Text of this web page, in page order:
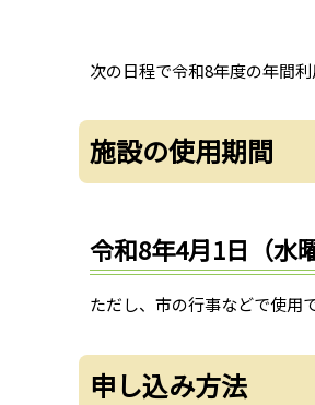
次の日程で令和8年度の年間利
施設の使用期間
令和8年4月1日（水
ただし、市の行事などで使用
申し込み方法